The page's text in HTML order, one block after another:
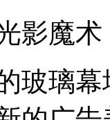
影魔
玻璃